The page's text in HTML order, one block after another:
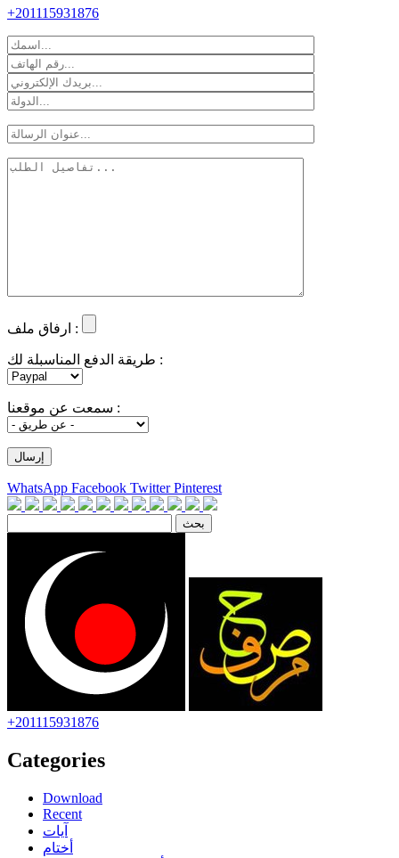
+201115931876
ارفاق ملف :
طريقة الدفع المناسبلة لك :
سمعت عن موقعنا :
WhatsApp Facebook TwitterPinterest
+201115931876
Categories
Download
Recent
آيات
أختام